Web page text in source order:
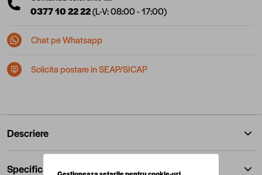
0377 10 22 22(L-V: 08:00 - 17:00)
Chat pe Whatsapp
Solicita postare in SEAP/SICAP
Descriere
Specificatii